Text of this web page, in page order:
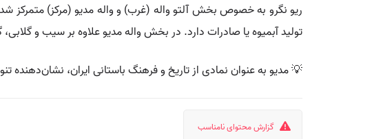
تولید آبمیوه یا صادرات دارد. در بخش واله مدیو علاوه بر سیب و
💡 مدیو به عنوان نمادی از تاریخ و فرهنگ باستانی ایران،
گزارش محتوای نامناسب